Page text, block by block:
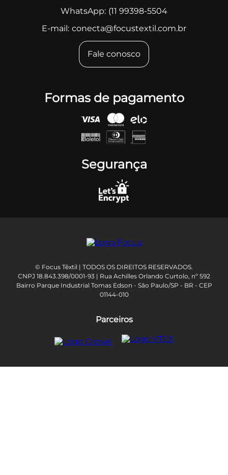
WhatsApp: (11 99398-5504
E-mail: conecta@focustextil.com.br
Fale conosco
Formas de pagamento
Segurança
© Focus Têxtil | TODOS OS DIREITOS RESERVADOS.
CNPJ 18.843.398/0001-93 | Rua Achilles Orlando Curtolo, nº 592
Bairro Parque Industrial Tomas Edson - São Paulo/SP - BR - CEP
01144-010
Parceiros